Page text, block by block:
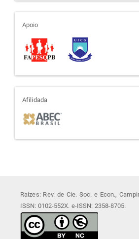
apoio
Apoio
afiliada
Afilidada
Raízes: Rev. de Cie. Soc. e Econ.,
ISSN: 0102-552X. e-ISSN: 2358-8705.